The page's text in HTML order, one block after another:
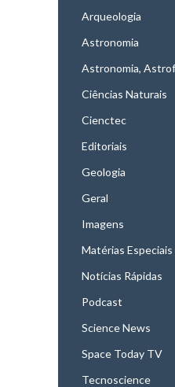
Arqueologia
Astronomia
Astronomia,
Ciências Naturais
Cienctec
Editoriais
Geologia
Geral
Imagens
Matérias Especiais
Notícias Rápidas
Podcast
Science News
Space Today TV
Tecnoscience